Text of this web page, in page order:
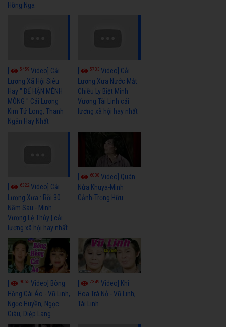
Hồng Nga
5459 Video] Cải
Lương Xã Hội Siêu
Hay " BỂ HẬN MÊNH
MÔNG " Cải Lương
Kim Tử Long, Thanh
Ngân Hay Nhất
5733Video] Cải
Lương Xưa Nước Mắt
Chiều Ly Biệt Minh
Vương Tài Linh cải
lương xã hội hay nhất
6322 Video] Cải
Lương Xưa : Rồi 30
Năm Sau - Minh
Vương Lệ Thủy | cải
lương xã hội hay nhất
6038Video] Quán
Nửa Khuya-Minh
Cảnh-Trọng Hữu
9055 Video] Bông
Hồng Cài Áo - Vũ Linh,
Ngọc Huyền, Ngọc
Giàu, Diệp Lang
7349Video] Khi
Hoa Trà Nở - Vũ Linh,
Tài Linh